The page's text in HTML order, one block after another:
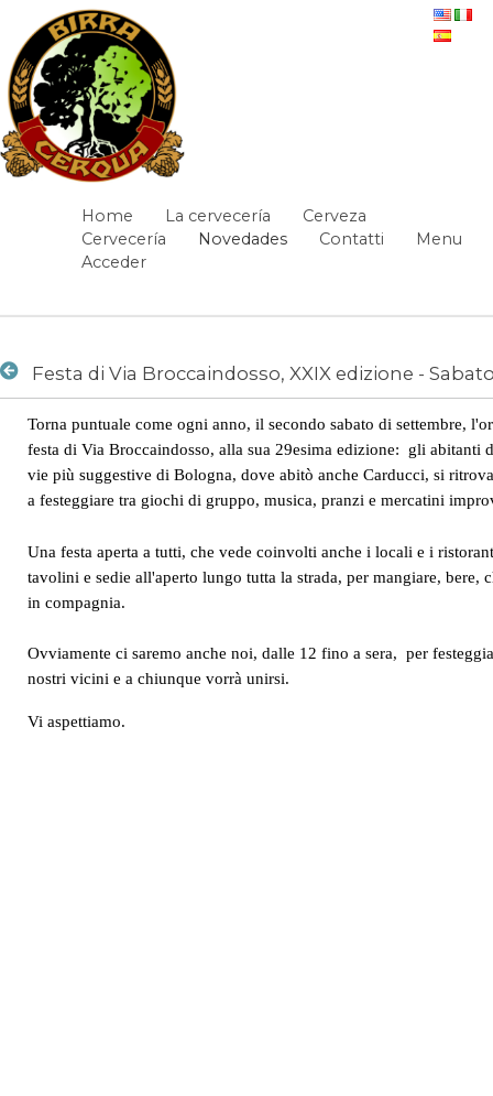
Saltar al contenido
Sabato 12 settembre - Novedades
Navegación
Home La cervecería
Cerveza
Cervecería
Novedades Contatti
Menu
Acceder
Camino de migas
Novedades /
Festa di Via Broccaindosso, XXIX edizione - Sabato 12 settembre
Torna puntuale come ogni anno, il secondo sabato di settembre,
festa di Via Broccaindosso, alla sua 29esima edizione: gli abitanti
vie più suggestive di Bologna, dove abitò anche Carducci, si
a festeggiare tra giochi di gruppo, musica, pranzi e mercatini
Una festa aperta a tutti, che vede coinvolti anche i locali e i
tavolini e sedie all'aperto lungo tutta la strada, per mangiare, bere,
in compagnia.
Ovviamente ci saremo anche noi, dalle 12 fino a sera, per
nostri vicini e a chiunque vorrà unirsi.
Vi aspettiamo.